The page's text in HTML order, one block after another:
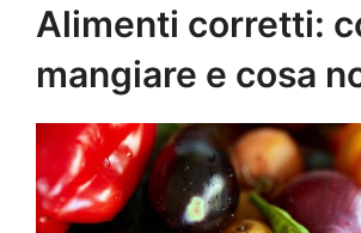
Alimenti corretti:
mangiare e cosa